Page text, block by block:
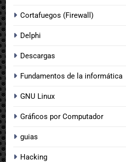
Cortafuegos (Firewall)
Delphi
Descargas
Fundamentos de la informática
GNU Linux
Gráficos por Computador
guias
Hacking